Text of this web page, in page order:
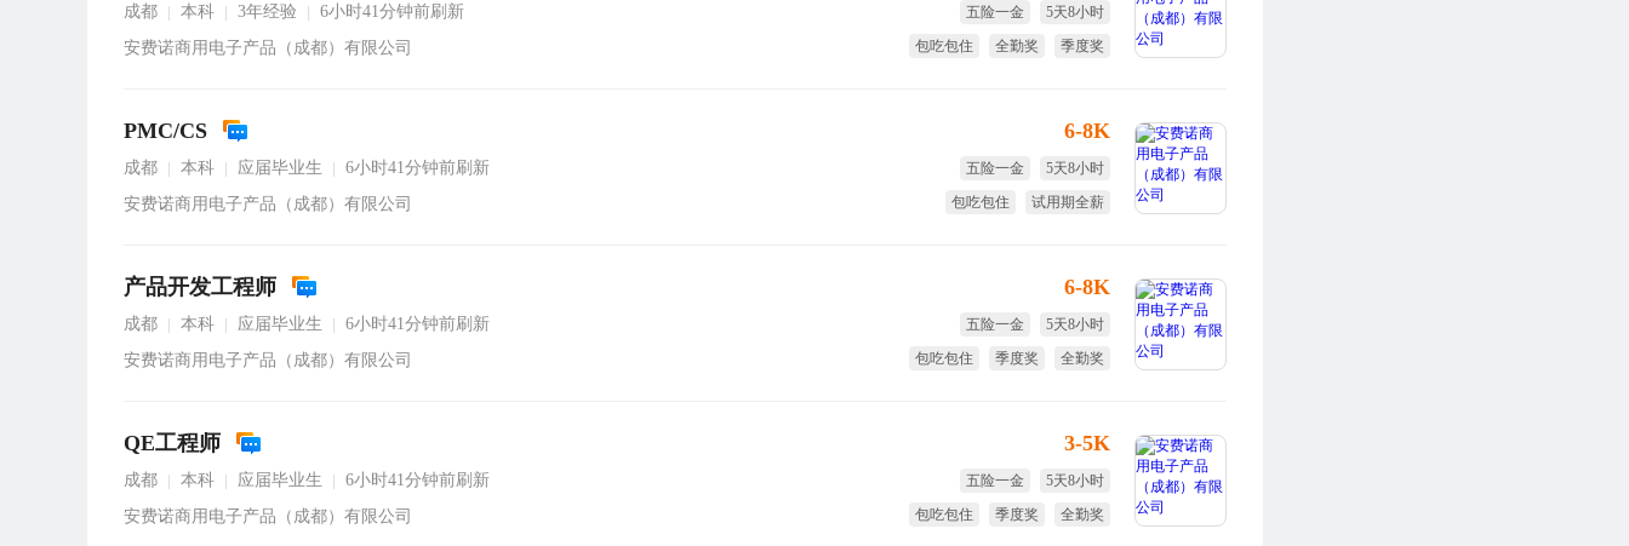
成都 本科 3年经验
6小时41分钟前刷新
安费诺商用电子产品（成都）有限公司
五险一金
5天8小时
包吃包住
全勤奖
季度奖
PMC/CS
成都 本科 应届毕业生
6小时41分钟前刷新
安费诺商用电子产品（成都）有限公司
6-8K
五险一金
5天8小时
包吃包住
试用期全薪
产品开发工程师
成都 本科 应届毕业生
6小时41分钟前刷新
安费诺商用电子产品（成都）有限公司
6-8K
五险一金
5天8小时
包吃包住
季度奖
全勤奖
QE工程师
成都 本科 应届毕业生
6小时41分钟前刷新
安费诺商用电子产品（成都）有限公司
3-5K
五险一金
5天8小时
包吃包住
季度奖
全勤奖